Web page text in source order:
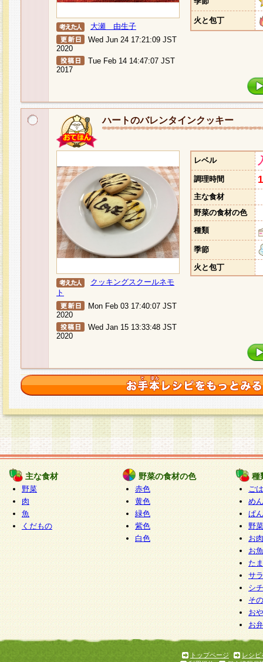
大瀬 由生子
Wed Jun 24 17:21:09 JST
2020
Tue Feb 14 14:47:07 JST
2017
火と包丁
ハートのバレンタインクッキー
クッキングスクールネモ
ト
Mon Feb 03 17:40:07 JST
2020
Wed Jan 15 13:33:48 JST
2020
レベル
調理時間
主な食材
野菜の食材の色
種類
季節
火と包丁
主な食材
野菜
肉
魚
くだもの
野菜の食材の色
赤色
黄色
緑色
紫色
白色
種
ご
めん
ぱん
野
お
お
た
サ
シ
そ
お
お
トップページ
レシピ